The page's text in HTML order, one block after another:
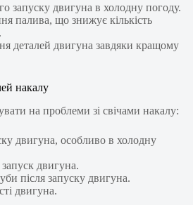
запуску двигуна в холодну погоду.
палива, що знижує кількість
деталей двигуна завдяки кращому
накалу
на проблеми зі свічами накалу:
двигуна, особливо в холодну
двигуна.
після запуску двигуна.
двигуна.